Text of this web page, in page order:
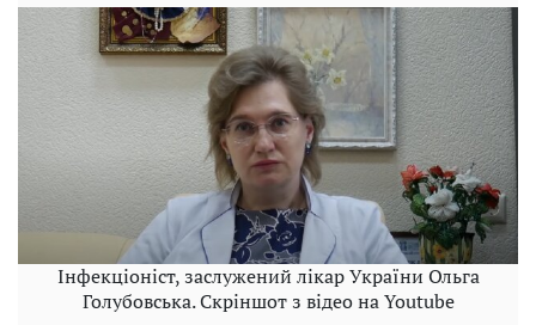
Інфекціоніст, заслужений лікар України Ольга
Голубовська. Скріншот з відео на Youtube